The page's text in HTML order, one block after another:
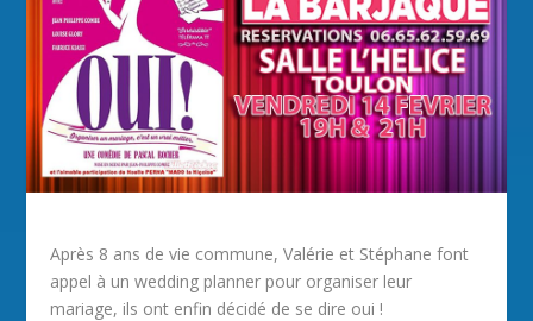
Après 8 ans de vie commune, Valérie et Stéphane font
appel à un wedding planner pour organiser leur
mariage, ils ont enfin décidé de se dire oui !